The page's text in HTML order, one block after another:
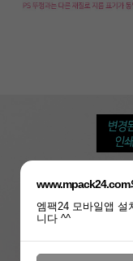
www.mpack24.com
엠팩24 모바일앱 설
니다 ^^